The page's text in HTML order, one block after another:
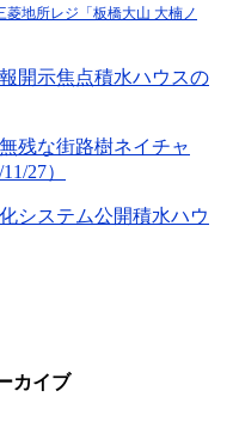
菱地所レジ「板橋大山 大楠ノ
開示焦点積水ハウスの
残な街路樹ネイチャ
27）
システム公開積水ハウ
カイブ